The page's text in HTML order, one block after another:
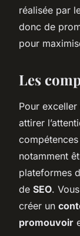
réalisée par
donc de
pour
Les
Pour
attirer
notamment
plateformes
de SEO.
créer un
promouvoir